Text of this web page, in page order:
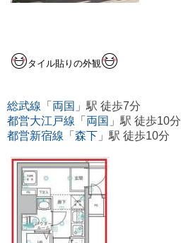
タイル貼りの外観
総武線 「 両国 」駅 徒歩7分
都営大江戸線 「 両国 」駅 徒歩10分
都営新宿線 「 森下 」駅 徒歩10分